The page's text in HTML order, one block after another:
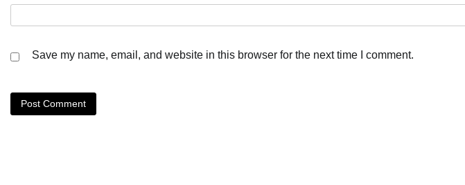
Save my name, email, and website in this browser for the next time I comment.